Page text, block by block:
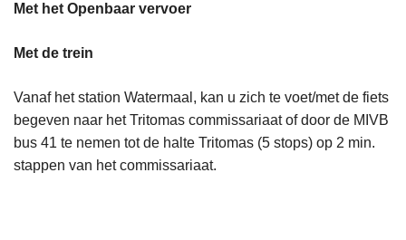
Met het Openbaar vervoer
Met de trein
Vanaf het station Watermaal, kan u zich te voet/met de fiets
begeven naar het Tritomas commissariaat of door de MIVB
bus 41 te nemen tot de halte Tritomas (5 stops) op 2 min.
stappen van het commissariaat.